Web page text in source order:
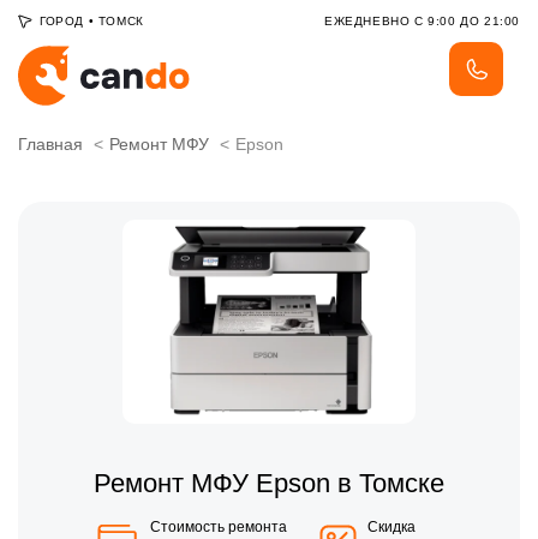
ГОРОД • ТОМСК ЕЖЕДНЕВНО С 9:00 ДО 21:00
Главная Ремонт МФУ Epson
Ремонт МФУ Epson в Томске
Стоимость ремонта Скидка